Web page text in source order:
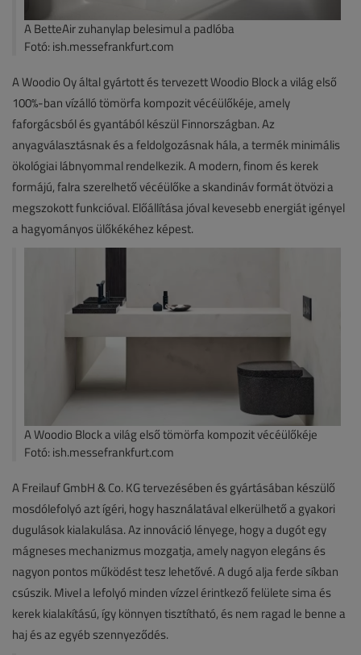
A BetteAir zuhanylap belesimul a padlóba
Fotó: ish.messefrankfurt.com
A Woodio Oy által gyártott és tervezett Woodio Block a világ első
100%-ban vízálló tömörfa kompozit vécéülőkéje, amely
faforgácsból és gyantából készül Finnországban. Az
anyagválasztásnak és a feldolgozásnak hála, a termék minimális
ökológiai lábnyommal rendelkezik. A modern, finom és kerek
formájú, falra szerelhető vécéülőke a skandináv formát ötvözi a
megszokott funkcióval. Előállítása jóval kevesebb energiát igényel
a hagyományos ülőkékéhez képest.
A Woodio Block a világ első tömörfa kompozit vécéülőkéje
Fotó: ish.messefrankfurt.com
A Freilauf GmbH & Co. KG tervezésében és gyártásában készülő
mosdólefolyó azt ígéri, hogy használatával elkerülhető a gyakori
dugulások kialakulása. Az innováció lényege, hogy a dugót egy
mágneses mechanizmus mozgatja, amely nagyon elegáns és
nagyon pontos működést tesz lehetővé. A dugó alja ferde síkban
csúszik. Mivel a lefolyó minden vízzel érintkező felülete sima és
kerek kialakítású, így könnyen tisztítható, és nem ragad le benne a
haj és az egyéb szennyeződés.